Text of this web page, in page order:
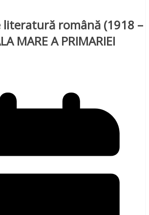
literatură română (1918 –
MARE A PRIMARIEI